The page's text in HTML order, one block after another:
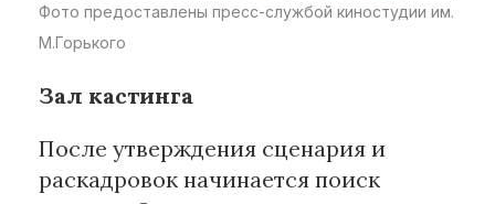
Фото предоставлены пресс-службой киностудии им.
М.Горького
Зал кастинга
После утверждения сценария и
раскадровок начинается поиск